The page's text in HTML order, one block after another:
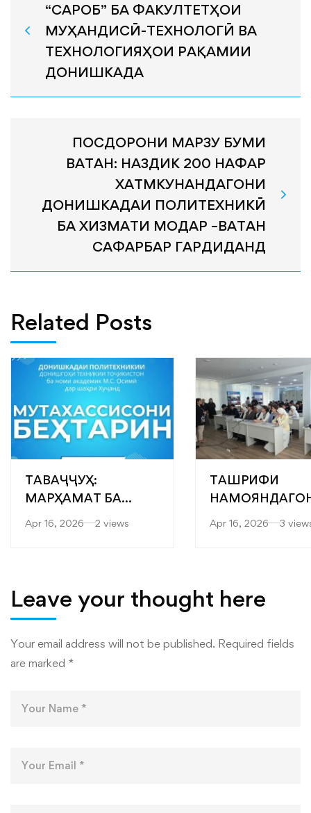
“САРОБ” БА ФАКУЛТЕТҲОИ
МУҲАНДИСӢ-ТЕХНОЛОГӢ ВА
ТЕХНОЛОГИЯҲОИ РАҚАМИИ
ДОНИШКАДА
ПОСДОРОНИ МАРЗУ БУМИ
ВАТАН: НАЗДИК 200 НАФАР
ХАТМКУНАНДАГОНИ
ДОНИШКАДАИ ПОЛИТЕХНИКӢ
БА ХИЗМАТИ МОДАР –ВАТАН
САФАРБАР ГАРДИДАНД
Related Posts
ТАВАҶҶУҲ:
МАРҲАМАТ БА
“МУТАХАССИСОНИ
Apr 16, 2026 2 views
ТАШРИФИ
ФАКУЛТЕТҲОИ
РАҚАМИИ
Apr 16, 2026 3
Leave your thought here
Your email address will not be published. Required fields
are marked *